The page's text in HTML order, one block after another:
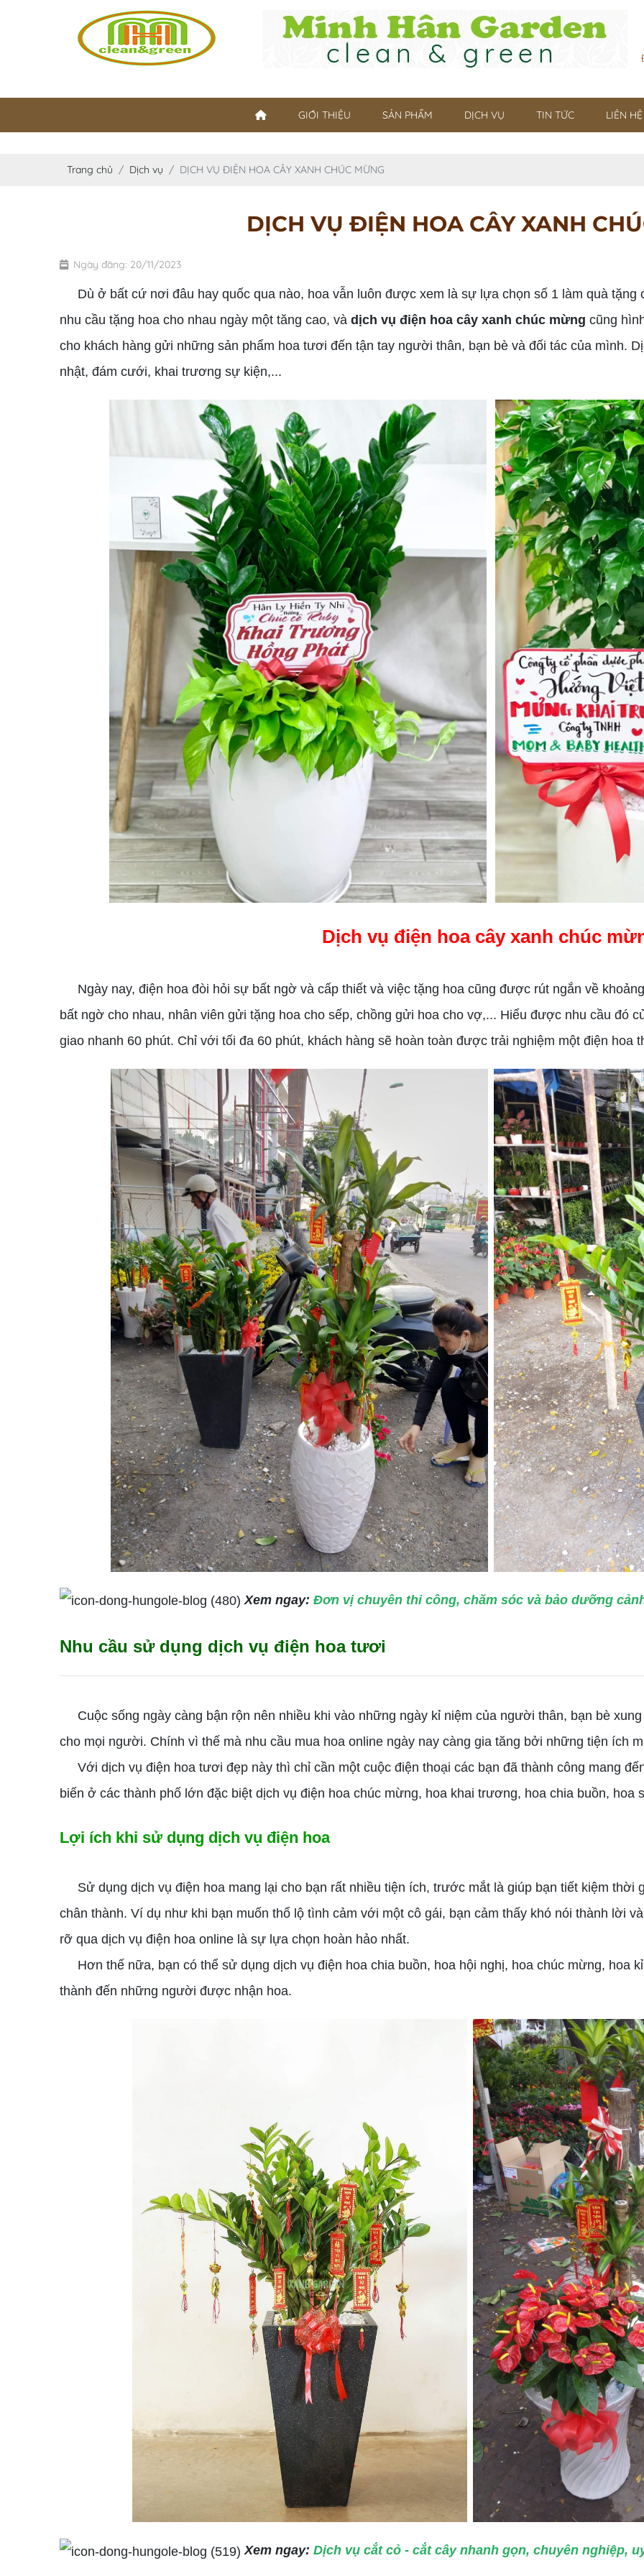
GIỚI THIỆU SẢN PHẨM DỊCH VỤ TIN TỨC LIÊN HỆ
Trang chủ Dịch vụ DỊCH VỤ ĐIỆN HOA CÂY XANH CHÚC MỪNG
DỊCH VỤ ĐIỆN HOA CÂY XANH
Ngày đăng: 20/11/2023
Dù ở bất cứ nơi đâu hay quốc qua nào, hoa vẫn luôn được xem là sự lựa chọn số 1 làm quà tặng
nhu cầu tặng hoa cho nhau ngày một tăng cao, và dịch vụ điện hoa cây xanh chúc mừng cũng
cho khách hàng gửi những sản phẩm hoa tươi đến tận tay người thân, bạn bè và đối tác của mình.
nhật, đám cưới, khai trương sự kiện,...
Dịch vụ điện hoa cây xanh chúc
Ngày nay, điện hoa đòi hỏi sự bất ngờ và cấp thiết và việc tặng hoa cũng được rút ngắn về
bất ngờ cho nhau, nhân viên gửi tặng hoa cho sếp, chồng gửi hoa cho vợ,... Hiểu được nhu cầu đó
giao nhanh 60 phút. Chỉ với tối đa 60 phút, khách hàng sẽ hoàn toàn được trải nghiệm một điện
Xem ngay: Đơn vị chuyên thi công, chăm sóc và bảo dưỡng
Nhu cầu sử dụng dịch vụ điện hoa tươi
Cuộc sống ngày càng bận rộn nên nhiều khi vào những ngày kỉ niệm của người thân, bạn bè
cho mọi người. Chính vì thế mà nhu cầu mua hoa online ngày nay càng gia tăng bởi những tiện ích
Với dịch vụ điện hoa tươi đẹp này thì chỉ cần một cuộc điện thoại các bạn đã thành công mang
biến ở các thành phố lớn đặc biệt dịch vụ điện hoa chúc mừng, hoa khai trương, hoa chia buồn,
Lợi ích khi sử dụng dịch vụ điện hoa
Sử dụng dịch vụ điện hoa mang lại cho bạn rất nhiều tiện ích, trước mắt là giúp bạn tiết kiệm thời
chân thành. Ví dụ như khi bạn muốn thổ lộ tình cảm với một cô gái, bạn cảm thấy khó nói thành lời
rỡ qua dịch vụ điện hoa online là sự lựa chọn hoàn hảo nhất.
Hơn thế nữa, bạn có thể sử dụng dịch vụ điện hoa chia buồn, hoa hội nghị, hoa chúc mừng, hoa
thành đến những người được nhận hoa.
Xem ngay: Dịch vụ cắt cỏ - cắt cây nhanh gọn, chuyên nghiệp,